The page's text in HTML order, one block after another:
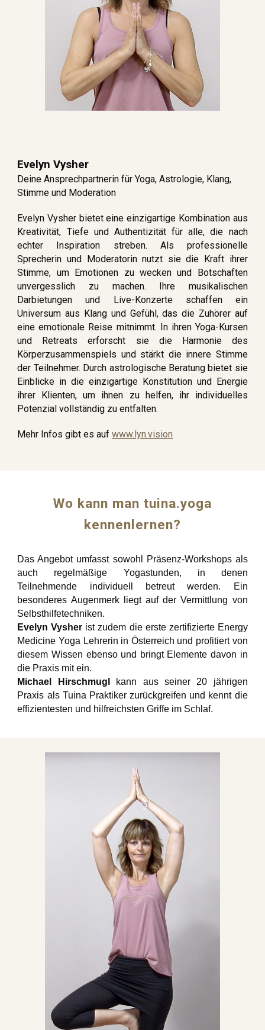
Evelyn Vysher
Deine Ansprechpartnerin für Yoga, Astrologie, Klang,
Stimme und Moderation
Evelyn Vysher bietet eine einzigartige Kombination aus
Kreativität, Tiefe und Authentizität für alle, die nach
echter Inspiration streben. Als professionelle
Sprecherin und Moderatorin nutzt sie die Kraft ihrer
Stimme, um Emotionen zu wecken und Botschaften
unvergesslich zu machen. Ihre musikalischen
Darbietungen und Live-Konzerte schaffen ein
Universum aus Klang und Gefühl, das die Zuhörer auf
eine emotionale Reise mitnimmt. In ihren Yoga-Kursen
und Retreats erforscht sie die Harmonie des
Körperzusammenspiels und stärkt die innere Stimme
der Teilnehmer. Durch astrologische Beratung bietet sie
Einblicke in die einzigartige Konstitution und Energie
ihrer Klienten, um ihnen zu helfen, ihr individuelles
Potenzial vollständig zu entfalten.
Mehr Infos gibt es aufwww.lyn.vision
Wo kann man tuina.yoga
kennenlernen?
Das Angebot umfasst sowohl Präsenz-Workshops als
auch regelmäßige Yogastunden, in denen
Teilnehmende individuell betreut werden. Ein
besonderes Augenmerk liegt auf der Vermittlung von
Selbsthilfetechniken.
Evelyn Vysher ist zudem die erste zertifizierte Energy
Medicine Yoga Lehrerin in Österreich und profitiert von
diesem Wissen ebenso und bringt Elemente davon in
die Praxis mit ein.
Michael Hirschmugl
kann aus seiner 20 jährigen
Praxis als Tuina Praktiker zurückgreifen und kennt die
effizientesten und hilfreichsten Griffe im Schlaf.